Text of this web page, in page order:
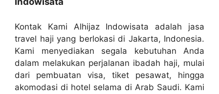
Kontak Kami Alhijaz Indowisata adalah jasa
travel haji yang berlokasi di Jakarta, Indonesia.
Kami menyediakan segala kebutuhan Anda
dalam melakukan perjalanan ibadah haji, mulai
dari pembuatan visa, tiket pesawat, hingga
akomodasi di hotel selama di Arab Saudi. Kami